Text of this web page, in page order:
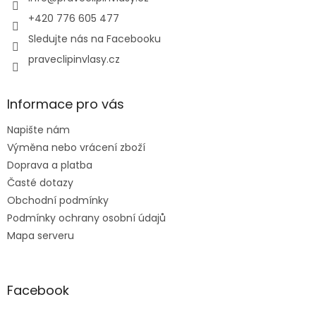
+420 776 605 477
Sledujte nás na Facebooku
praveclipinvlasy.cz
Informace pro vás
Napište nám
Výměna nebo vrácení zboží
Doprava a platba
Časté dotazy
Obchodní podmínky
Podmínky ochrany osobní údajů
Mapa serveru
Facebook